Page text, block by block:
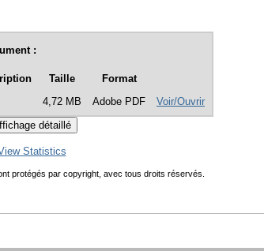
:
Taille
Format
4,72 MB Adobe PDF Voir/Ouvrir
Statistics
protégés par copyright, avec tous droits réservés.